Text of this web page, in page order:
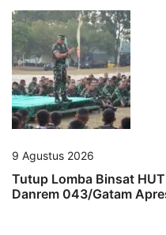
9 Agustus 2026
Tutup Lomba Binsat
Danrem 043/Gatam